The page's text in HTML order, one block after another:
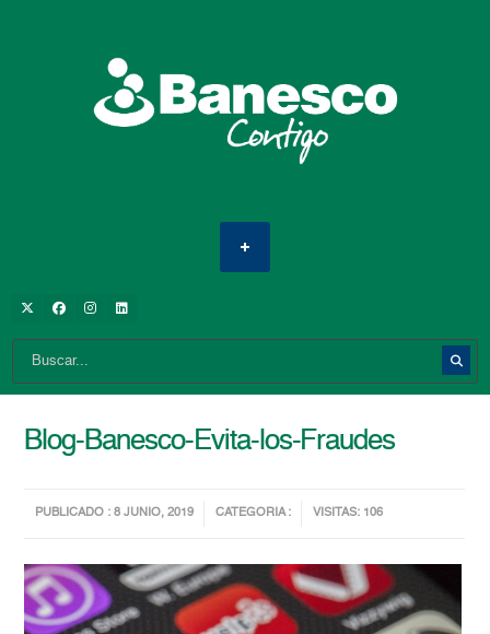
Blog-Banesco-Evita-los-Fraudes
PUBLICADO : 8 JUNIO, 2019 CATEGORIA : VISITAS: 106